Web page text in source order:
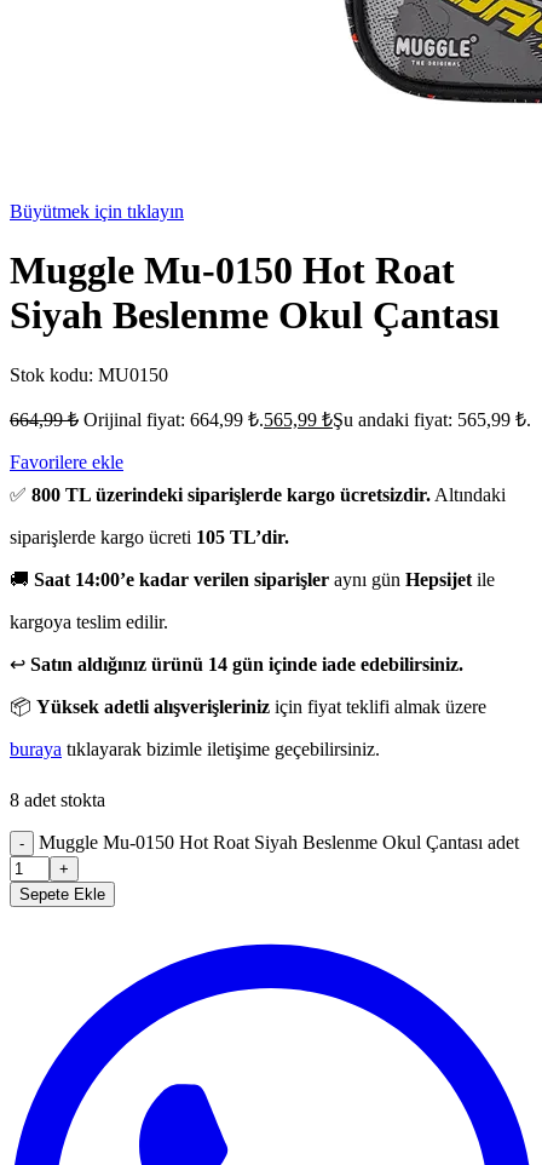
Büyütmek için tıklayın
Muggle Mu-0150 Hot Roat
Siyah Beslenme Okul Çantası
Stok kodu: MU0150
664,99₺ Orijinal fiyat: 664,99 ₺.565,99 ₺Şu andaki fiyat: 565,99 ₺.
Favorilere ekle
✅ 800 TL üzerindeki siparişlerde kargo ücretsizdir. Altındaki
siparişlerde kargo ücreti 105 TL’dir.
🚚 Saat 14:00’e kadar verilen siparişler aynı gün Hepsijet ile
kargoya teslim edilir.
↩️ Satın aldığınız ürünü 14 gün içinde iade edebilirsiniz.
📦 Yüksek adetli alışverişleriniz için fiyat teklifi almak üzere
buraya tıklayarak bizimle iletişime geçebilirsiniz.
8 adet stokta
- Muggle Mu-0150 Hot Roat Siyah Beslenme Okul Çantası adet
+
Sepete Ekle